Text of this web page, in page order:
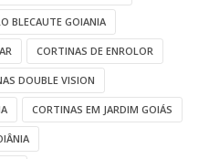
BLECAUTE GOIANIA
CORTINAS DE ENROLOR
DOUBLE VISION
CORTINAS EM JARDIM GOIÁS